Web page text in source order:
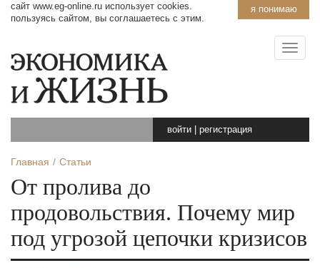
я понимаю
сайт www.eg-online.ru использует cookies.
пользуясь сайтом, вы соглашаетесь с этим.
войти регистрация
Главная Статьи
От пролива до
продовольствия. Почему мир
под угрозой цепочки кризисов